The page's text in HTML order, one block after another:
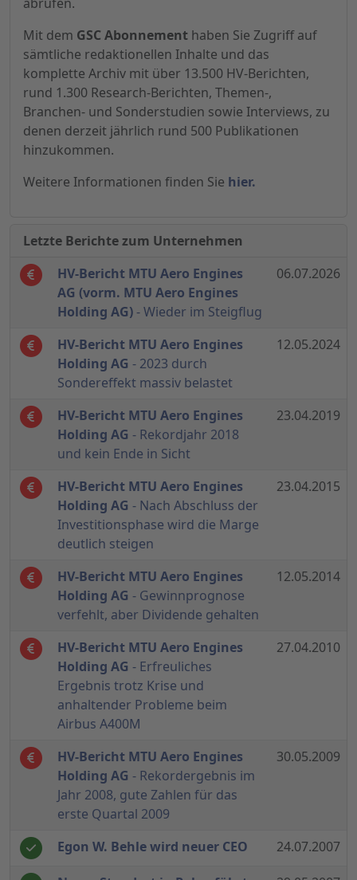
Mit dem GSC Abonnement haben Sie Zugriff auf
sämtliche redaktionellen Inhalte und das
komplette Archiv mit über 13.500 HV-Berichten,
rund 1.300 Research-Berichten, Themen-,
Branchen- und Sonderstudien sowie Interviews, zu
denen derzeit jährlich rund 500 Publikationen
hinzukommen.
Weitere Informationen finden Sie hier.
Letzte Berichte zum Unternehmen
HV-Bericht MTU Aero Engines
AG (vorm. MTU Aero Engines
Holding AG) - Wieder im Steigflug
06.07.2026
HV-Bericht MTU Aero Engines
Holding AG - 2023 durch
Sondereffekt massiv belastet
12.05.2024
HV-Bericht MTU Aero Engines
Holding AG - Rekordjahr 2018
und kein Ende in Sicht
23.04.2019
HV-Bericht MTU Aero Engines
Holding AG - Nach Abschluss der
Investitionsphase wird die Marge
deutlich steigen
23.04.2015
HV-Bericht MTU Aero Engines
Holding AG - Gewinnprognose
verfehlt, aber Dividende gehalten
12.05.2014
HV-Bericht MTU Aero Engines
Holding AG - Erfreuliches
Ergebnis trotz Krise und
anhaltender Probleme beim
Airbus A400M
27.04.2010
HV-Bericht MTU Aero Engines
Holding AG - Rekordergebnis im
Jahr 2008, gute Zahlen für das
erste Quartal 2009
30.05.2009
Egon W. Behle wird neuer CEO 24.07.2007